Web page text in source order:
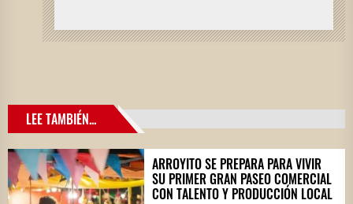
LEE TAMBIÉN...
ARROYITO SE PREPARA PARA VIVIR
SU PRIMER GRAN PASEO COMERCIAL
CON TALENTO Y PRODUCCIÓN LOCAL